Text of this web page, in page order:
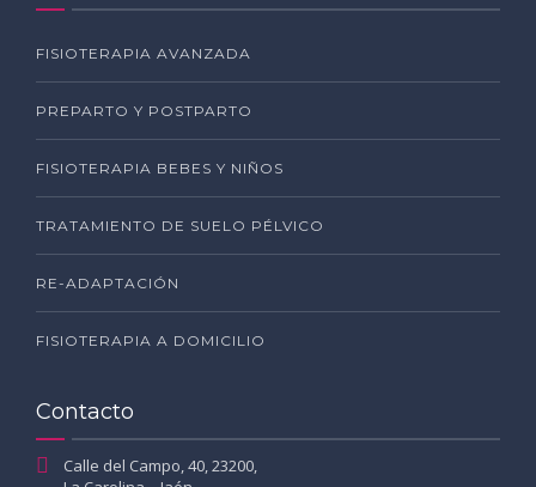
FISIOTERAPIA AVANZADA
PREPARTO Y POSTPARTO
FISIOTERAPIA BEBES Y NIÑOS
TRATAMIENTO DE SUELO PÉLVICO
RE-ADAPTACIÓN
FISIOTERAPIA A DOMICILIO
Contacto
Calle del Campo, 40, 23200,